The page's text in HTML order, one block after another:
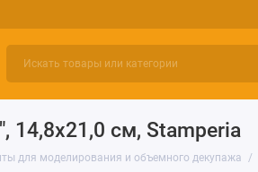
14,8х21,0 см, Stamperia
для моделирования и объемного декупажа